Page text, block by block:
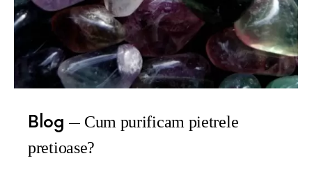
Blog
Cum purificam pietrele
pretioase?